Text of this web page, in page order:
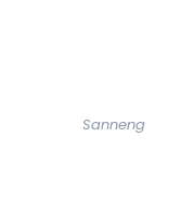
Sanneng